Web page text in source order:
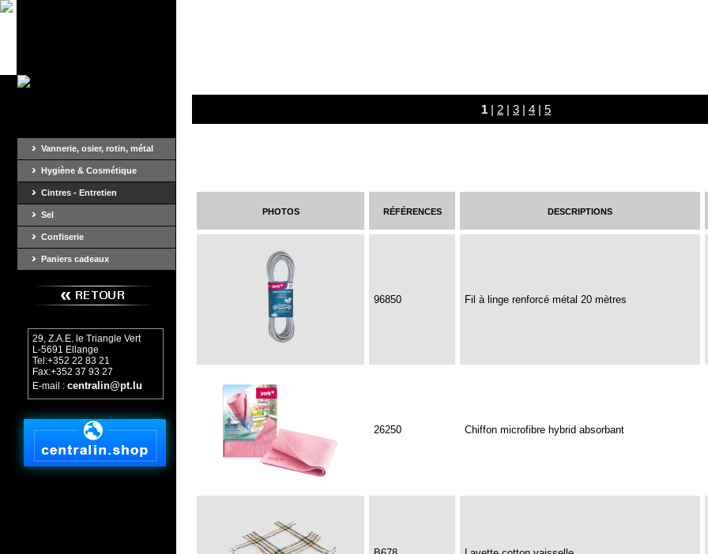
Vannerie, osier, rotin, métal
Hygiène & Cosmétique
Cintres - Entretien
Sel
Confiserie
Paniers cadeaux
29, Z.A.E. le Triangle Vert
L-5691 Ellange
Tel:+352 22 83 21
Fax:+352 37 93 27
E-mail : centralin@pt.lu
1 | 2 | 3 | 4 | 5
photos références descriptions
96850 Fil à linge renforcé métal 20 mètres
26250 Chiffon microfibre hybrid absorbant